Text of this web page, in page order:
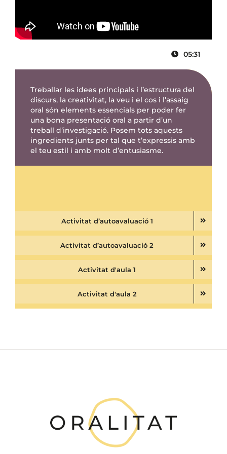
05:31
Treballar les idees principals i l’estructura del
discurs, la creativitat, la veu i el cos i l’assaig
oral són elements essencials per poder fer
una bona presentació oral a partir d’un
treball d’investigació. Posem tots aquests
ingredients junts per tal que t’expressis amb
el teu estil i amb molt d’entusiasme.
Activitat d’autoavaluació 1
Activitat d’autoavaluació 2
Activitat d'aula 1
Activitat d'aula 2